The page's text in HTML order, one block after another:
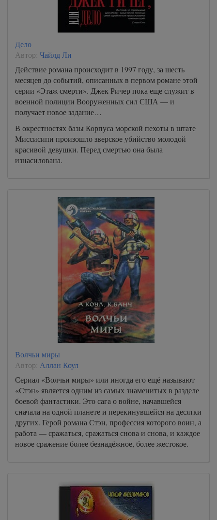
Дело
Автор: Чайлд Ли
Действие романа происходит в 1997 году, за шесть
месяцев до событий, описанных в первом романе этой
серии «Этаж смерти». Джек Ричер пока еще служит в
военной полиции Вооруженных сил США — и
получает новое задание…
В окрестностях базы Корпуса морской пехоты в штате
Миссисипи произошло зверское убийство молодой
красивой девушки. Перед смертью она была
изнасилована.
Волчьи миры
Автор: Аллан Коул
Сериал «Волчьи миры» или иногда его ещё называют
«Стэн» является одним из самых знаменитых в разделе
боевой фантастики. Это сага о войне, начавшейся
сначала на одной планете и перекинувшейся на десятки
других. Герой романа Стэн, профессия которого воин, а
работа — сражаться, сражаться снова и снова, и каждое
новое сражение более безнадёжное, более жестокое.